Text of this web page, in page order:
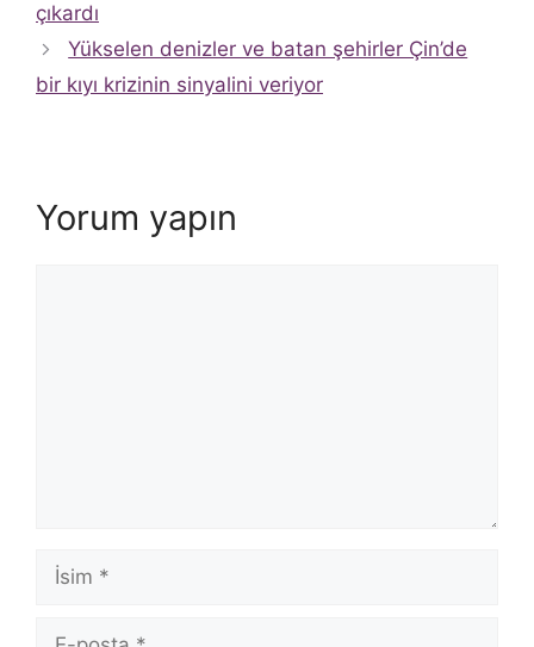
çıkardı
Yükselen denizler ve batan şehirler Çin’de
bir kıyı krizinin sinyalini veriyor
Yorum yapın
İsim